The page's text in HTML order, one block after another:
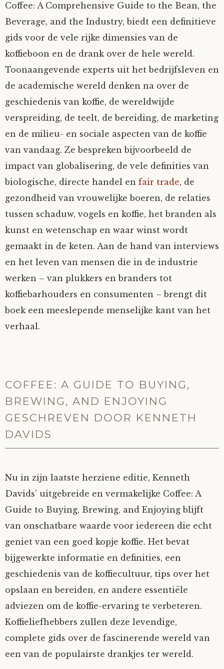
Coffee: A Comprehensive Guide to the Bean, the
Beverage, and the Industry, biedt een definitieve
gids voor de vele rijke dimensies van de
koffieboon en de drank over de hele wereld.
Toonaangevende experts uit het bedrijfsleven en
de academische wereld denken na over de
geschiedenis van koffie, de wereldwijde
verspreiding, de teelt, de bereiding, de marketing
en de milieu- en sociale aspecten van de koffie
van vandaag. Ze bespreken bijvoorbeeld de
impact van globalisering, de vele definities van
biologische, directe handel en fair trade, de
gezondheid van vrouwelijke boeren, de relaties
tussen schaduw, vogels en koffie, het branden als
kunst en wetenschap en waar winst wordt
gemaakt in de keten. Aan de hand van interviews
en het leven van mensen die in de industrie
werken – van plukkers en branders tot
koffiebarhouders en consumenten – brengt dit
boek een meeslepende menselijke kant van het
verhaal.
COFFEE: A GUIDE TO BUYING,
BREWING, AND ENJOYING
GESCHREVEN DOOR KENNETH
DAVIDS
Nu in zijn laatste herziene editie, Kenneth
Davids’ uitgebreide en vermakelijke Coffee: A
Guide to Buying, Brewing, and Enjoying blijft
van onschatbare waarde voor iedereen die echt
geniet van een goed kopje koffie. Het bevat
bijgewerkte informatie en definities, een
geschiedenis van de koffiecultuur, tips over het
opslaan en bereiden, en andere essentiële
adviezen om de koffie-ervaring te verbeteren.
Koffieliefhebbers zullen deze levendige,
complete gids over de fascinerende wereld van
een van de populairste drankjes ter wereld.